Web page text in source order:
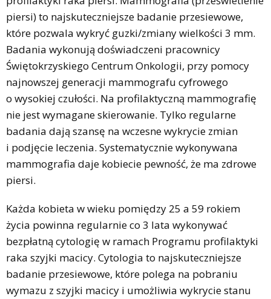
piersi) to najskuteczniejsze badanie przesiewowe,
które pozwala wykryć guzki/zmiany wielkości 3 mm.
Badania wykonują doświadczeni pracownicy
Świętokrzyskiego Centrum Onkologii, przy pomocy
najnowszej generacji mammografu cyfrowego
o wysokiej czułości. Na profilaktyczną mammografię
nie jest wymagane skierowanie. Tylko regularne
badania dają szansę na wczesne wykrycie zmian
i podjęcie leczenia. Systematycznie wykonywana
mammografia daje kobiecie pewność, że ma zdrowe
piersi.
Każda kobieta w wieku pomiędzy 25 a 59 rokiem
życia powinna regularnie co 3 lata wykonywać
bezpłatną cytologię w ramach Programu profilaktyki
raka szyjki macicy. Cytologia to najskuteczniejsze
badanie przesiewowe, które polega na pobraniu
wymazu z szyjki macicy i umożliwia wykrycie stanu